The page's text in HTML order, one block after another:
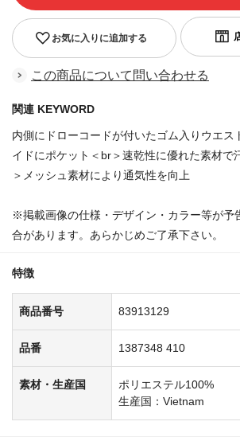
お気に入りに追加する
この商品について問い合わせる
関連 KEYWORD
内側にドローコードが付いたゴム入りウエス
イドにポケット＜br＞速乾性に優れた素材で
＞メッシュ素材により通気性を向上
※掲載画像の仕様・デザイン・カラー等が予
合があります。あらかじめご了承下さい。
特徴
商品番号 83913129
品番 1387348 410
素材・生産国
ポリエステル100%
生産国：Vietnam